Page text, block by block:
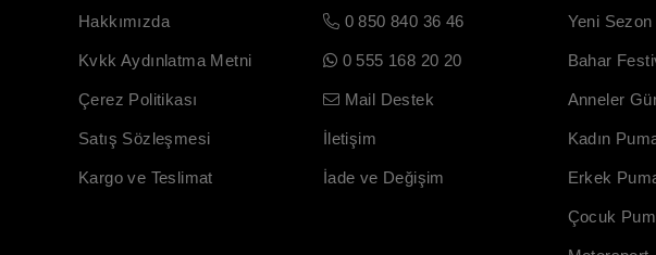
Hakkımızda
Kvkk Aydınlatma Metni
Çerez Politikası
Satış Sözleşmesi
Kargo ve Teslimat
0 850 840 36 46
0 555 168 20 20
Mail Destek
İletişim
İade ve Değişim
Yeni
Bahar
Anneler
Kadın
Erkek
Çocuk